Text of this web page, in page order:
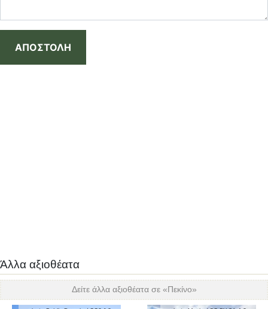
ΑΠΟΣΤΟΛΗ
Άλλα αξιοθέατα
Δείτε άλλα αξιοθέατα σε «Πεκίνο»